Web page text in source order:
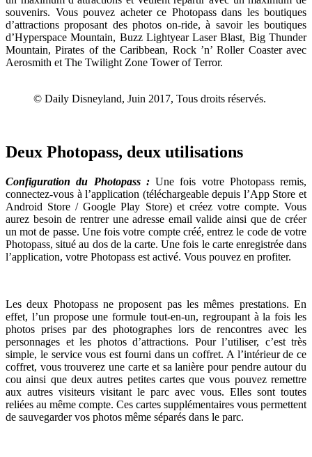
souvenirs. Vous pouvez acheter ce Photopass dans les boutiques
d’attractions proposant des photos on-ride, à savoir les boutiques
d’Hyperspace Mountain, Buzz Lightyear Laser Blast, Big Thunder
Mountain, Pirates of the Caribbean, Rock ’n’ Roller Coaster avec
Aerosmith et The Twilight Zone Tower of Terror.
© Daily Disneyland, Juin 2017, Tous droits réservés.
Deux Photopass, deux utilisations
Configuration du Photopass : Une fois votre Photopass remis,
connectez-vous à l’application (téléchargeable depuis l’App Store et
Android Store / Google Play Store) et créez votre compte. Vous
aurez besoin de rentrer une adresse email valide ainsi que de créer
un mot de passe. Une fois votre compte créé, entrez le code de votre
Photopass, situé au dos de la carte. Une fois le carte enregistrée dans
l’application, votre Photopass est activé. Vous pouvez en profiter.
Les deux Photopass ne proposent pas les mêmes prestations. En
effet, l’un propose une formule tout-en-un, regroupant à la fois les
photos prises par des photographes lors de rencontres avec les
personnages et les photos d’attractions. Pour l’utiliser, c’est très
simple, le service vous est fourni dans un coffret. A l’intérieur de ce
coffret, vous trouverez une carte et sa lanière pour pendre autour du
cou ainsi que deux autres petites cartes que vous pouvez remettre
aux autres visiteurs visitant le parc avec vous. Elles sont toutes
reliées au même compte. Ces cartes supplémentaires vous permettent
de sauvegarder vos photos même séparés dans le parc.